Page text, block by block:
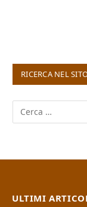
RICERCA NEL
ULTIMI